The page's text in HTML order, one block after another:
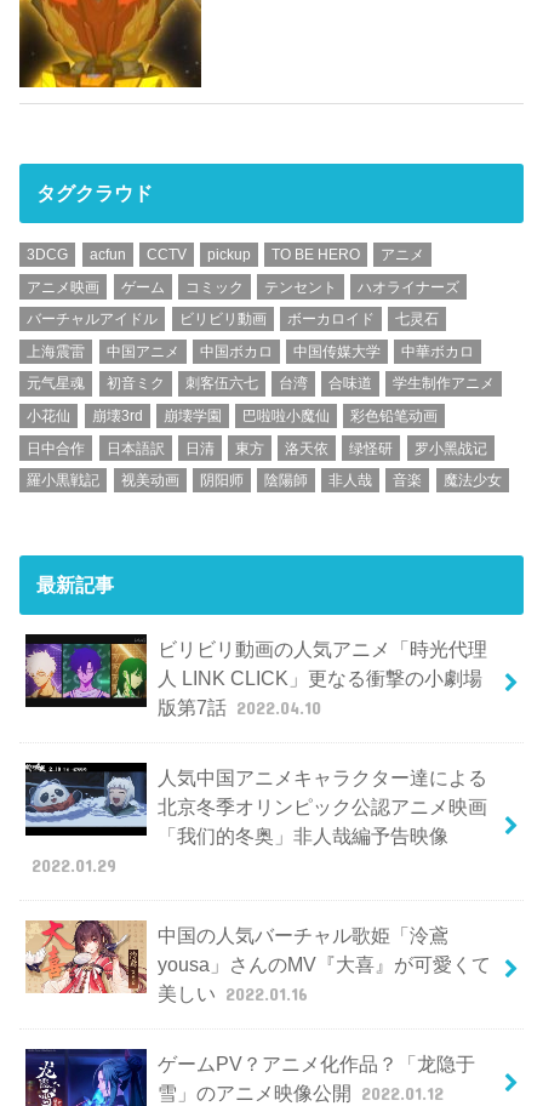
タグクラウド
3DCG acfun CCTV pickup TO BE HERO
アニメ
アニメ映画
ゲーム コミック テンセント
ハオライナーズ
バーチャルアイドル
ビリビリ動画 ボーカロイド
七灵石
上海震雷
中国アニメ 中国ボカロ 中国传媒大学
中華ボカロ
元气星魂
初音ミク 刺客伍六七 台湾 合味道
学生制作アニメ
小花仙
崩壊3rd 崩壊学園 巴啦啦小魔仙
彩色铅笔动画
日中合作
日本語訳 日清 東方 洛天依 绿怪研
罗小黑战记
羅小黒戦記
视美动画 阴阳师 陰陽師 非人哉 音楽 魔法少女
最新記事
ビリビリ動画の人気アニメ「時光代理
人 LINK CLICK」更なる衝撃の小劇場
版第7話 2022.04.10
人気中国アニメキャラクター達による
北京冬季オリンピック公認アニメ映画
「我们的冬奥」非人哉編予告映像
2022.01.29
中国の人気バーチャル歌姫「泠鳶
yousa」さんのMV『大喜』が可愛くて
美しい 2022.01.16
ゲームPV？アニメ化作品？「龙隐于
雪」のアニメ映像公開 2022.01.12